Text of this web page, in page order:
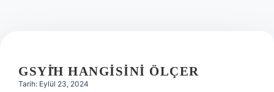
GSYİH HANGISINI ÖLÇER
Tarih: Eylül 23, 2024